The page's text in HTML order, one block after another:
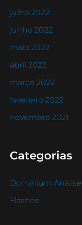
julho 2022
junho 2022
maio 2022
abril 2022
março 2022
fevereiro 2022
novembro 2021
Categorias
Dominium Análise
Flashes